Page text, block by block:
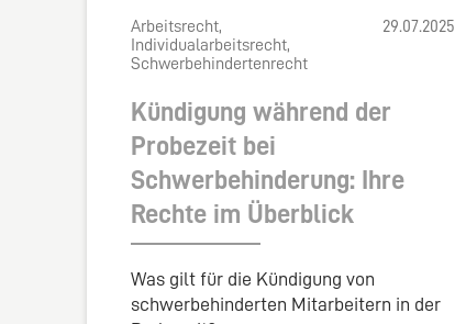
Arbeitsrecht,
Individualarbeitsrecht,
Schwerbehindertenrecht
29.07.2025
Kündigung während der
Probezeit bei
Schwerbehinderung: Ihre
Rechte im Überblick
Was gilt für die Kündigung von
schwerbehinderten Mitarbeitern in der